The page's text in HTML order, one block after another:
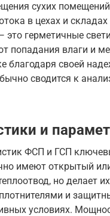
сухих
в цехах и
герметичные
попадания влаги и
благодаря своей
сводится к
и
ФСП и ГСП
имеют открытый
но делает
и
условиях.